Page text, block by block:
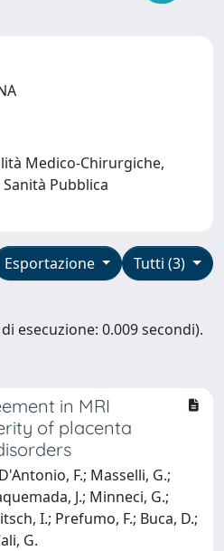
Medico-Chirurgiche,
Pubblica
Tutti (3)
Esportazione
esecuzione: 0.009 secondi).
in MRI
of placenta
F.; Masselli, G.;
J.; Minneci, G.;
I.; Prefumo, F.; Buca, D.;
G.